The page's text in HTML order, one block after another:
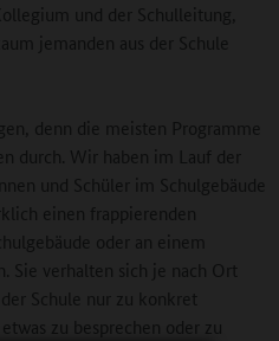
und der Schulleitung,
jemanden aus der Schule
denn die meisten Programme
durch. Wir haben im Lauf der
und Schüler im Schulgebäude
einen frappierenden
oder an einem
Sie verhalten sich je nach Ort
Schule nur zu konkret
zu besprechen oder zu